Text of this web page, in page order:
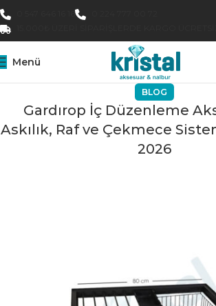
Menü
BLOG
Gardırop İç Düzenleme
Askılık, Raf ve Çekmece
2026